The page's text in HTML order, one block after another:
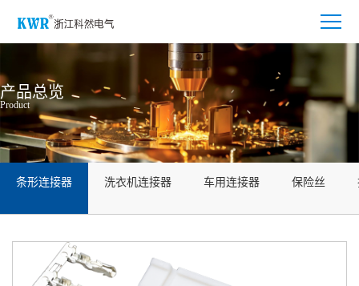
产品总览
Product
条形连接器 洗衣机连接器 车用连接器 保险丝